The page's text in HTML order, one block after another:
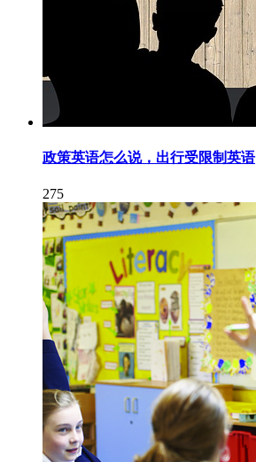
政策英语怎么说，出行受限制英语
275